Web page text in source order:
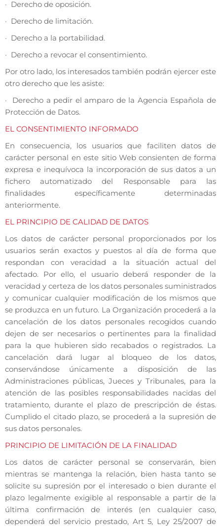
· Derecho de oposición.
· Derecho de limitación.
· Derecho a la portabilidad.
· Derecho a revocar el consentimiento.
Por otro lado, los interesados también podrán ejercer este
otro derecho que les asiste:
· Derecho a pedir el amparo de la Agencia Española de
Protección de Datos.
EL CONSENTIMIENTO INFORMADO
En consecuencia, los usuarios que faciliten datos de
carácter personal en este sitio Web consienten de forma
expresa e inequívoca la incorporación de sus datos a un
fichero automatizado del Responsable para las
finalidades específicamente determinadas
anteriormente.
EL PRINCIPIO DE CALIDAD DE DATOS
Los datos de carácter personal proporcionados por los
usuarios serán exactos y puestos al día de forma que
respondan con veracidad a la situación actual del
afectado. Por ello, el usuario deberá responder de la
veracidad y certeza de los datos personales suministrados
y comunicar cualquier modificación de los mismos que
se produzca en un futuro. La Organización procederá a la
cancelación de los datos personales recogidos cuando
dejen de ser necesarios o pertinentes para la finalidad
para la que hubieren sido recabados o registrados. La
cancelación dará lugar al bloqueo de los datos,
conservándose únicamente a disposición de las
Administraciones públicas, Jueces y Tribunales, para la
atención de las posibles responsabilidades nacidas del
tratamiento, durante el plazo de prescripción de éstas.
Cumplido el citado plazo, se procederá a la supresión de
sus datos personales.
PRINCIPIO DE LIMITACIÓN DE LA FINALIDAD
Los datos de carácter personal se conservarán, bien
mientras se mantenga la relación, bien hasta tanto se
solicite su supresión por el interesado o bien durante el
plazo legalmente exigible al responsable a partir de la
última confirmación de interés (en cualquier caso,
dependerá del servicio prestado, Art 5, Ley 25/2007 de